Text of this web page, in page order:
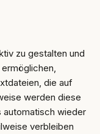
zu gestalten und
die auf
werden diese
automatisch wieder
verbleiben